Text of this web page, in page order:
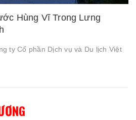
Hùng Vĩ Trong Lưng
ty Cổ phần Dịch vụ và Du lịch Việt